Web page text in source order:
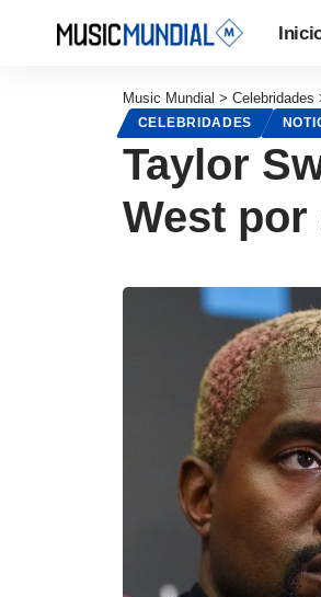
Music Mundial > Celebridades
CELEBRIDADES
Taylor
West